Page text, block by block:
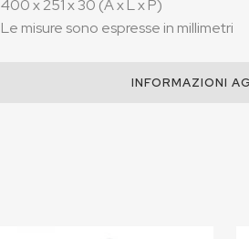
400 x 251 x 30 (A x L x P)
Le misure sono espresse in millimetri
INFORMAZIONI